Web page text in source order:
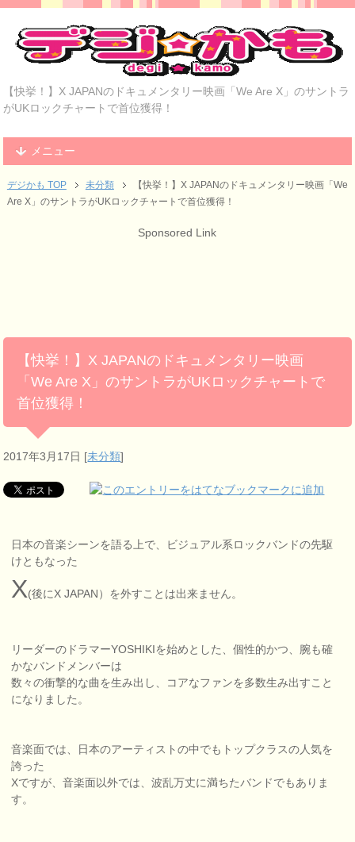
【快挙！】X JAPANのドキュメンタリー映画「We Are X」のサントラ
がUKロックチャートで首位獲得！
メニュー
デジかも TOP 未分類
【快挙！】X JAPANのドキュメンタリー映画「We
Are X」のサントラがUKロックチャートで首位獲得！
Sponsored Link
【快挙！】X JAPANのドキュメンタリー映画
「We Are X」のサントラがUKロックチャートで
首位獲得！
2017年3月17日 [未分類]
日本の音楽シーンを語る上で、ビジュアル系ロックバンドの先駆
けともなった
X(後にX JAPAN）を外すことは出来ません。
リーダーのドラマーYOSHIKIを始めとした、個性的かつ、腕も確
かなバンドメンバーは
数々の衝撃的な曲を生み出し、コアなファンを多数生み出すこと
になりました。
音楽面では、日本のアーティストの中でもトップクラスの人気を
誇った
Xですが、音楽面以外では、波乱万丈に満ちたバンドでもありま
す。